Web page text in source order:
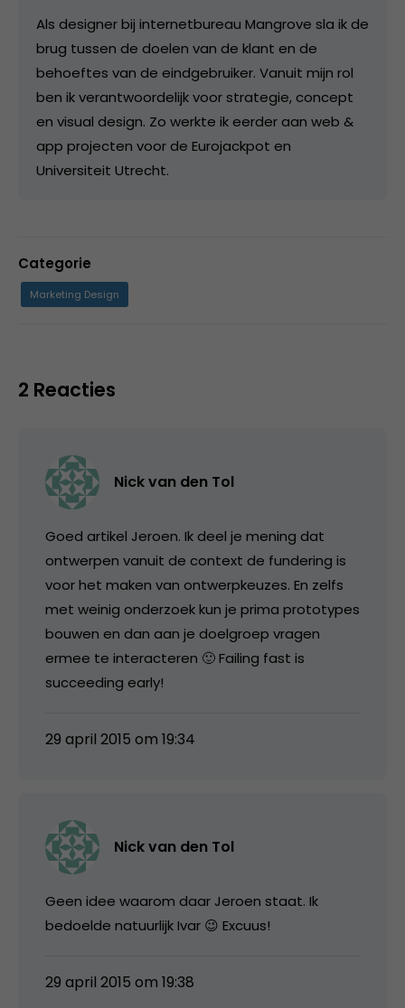
Als designer bij internetbureau Mangrove sla ik de
brug tussen de doelen van de klant en de
behoeftes van de eindgebruiker. Vanuit mijn rol
ben ik verantwoordelijk voor strategie, concept
en visual design. Zo werkte ik eerder aan web &
app projecten voor de Eurojackpot en
Universiteit Utrecht.
Categorie
Marketing Design
2 Reacties
Nick van den Tol
Goed artikel Jeroen. Ik deel je mening dat
ontwerpen vanuit de context de fundering is
voor het maken van ontwerpkeuzes. En zelfs
met weinig onderzoek kun je prima prototypes
bouwen en dan aan je doelgroep vragen
ermee te interacteren 🙂 Failing fast is
succeeding early!
29 april 2015 om 19:34
Nick van den Tol
Geen idee waarom daar Jeroen staat. Ik
bedoelde natuurlijk Ivar 😉 Excuus!
29 april 2015 om 19:38